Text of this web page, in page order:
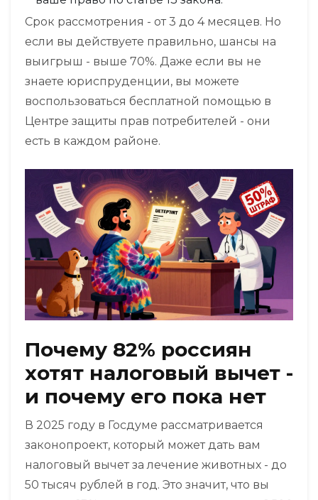
Срок рассмотрения - от 3 до 4 месяцев. Но
если вы действуете правильно, шансы на
выигрыш - выше 70%. Даже если вы не
знаете юриспруденции, вы можете
воспользоваться бесплатной помощью в
Центре защиты прав потребителей - они
есть в каждом районе.
Почему 82% россиян
хотят налоговый вычет -
и почему его пока нет
В 2025 году в Госдуме рассматривается
законопроект, который может дать вам
налоговый вычет за лечение животных - до
50 тысяч рублей в год. Это значит, что вы